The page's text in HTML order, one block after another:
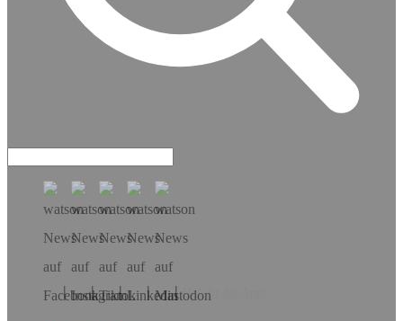
Hol dir die App!